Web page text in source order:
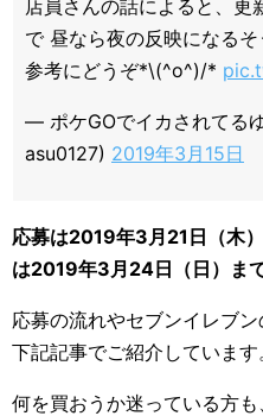
店員さんの話によると、更
で 昼なら夜の反映になるそ
参考にどうぞ*\(^o^)/*
— ポケGOでイカされてる
asu0127) 2019年3月15日
応募は2019年3月21日（木
は2019年3月24日（日）ま
応募の流れやセブンイレブン
下記記事でご紹介しています
何を買おうか迷っている方